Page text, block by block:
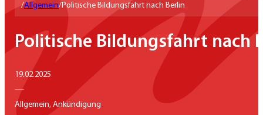
/Allgemein/Politische Bildungsfahrt nach Berlin
Politische Bildungsfahrt nach
19.02.2025
—
Allgemein, Ankündigung